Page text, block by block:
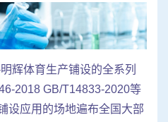
辉体育生产铺设的全系列
2018 GB/T14833-2020等
设应用的场地遍布全国大部